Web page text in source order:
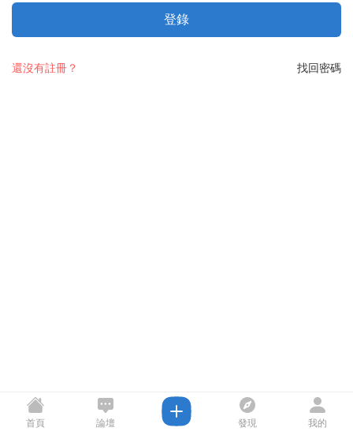
登錄
找回密碼
還沒有註冊？
首頁 論壇 發現 我的